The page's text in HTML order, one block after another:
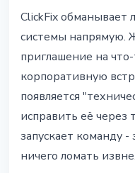
ClickFix обманывает
системы напрямую.
приглашение на
корпоративную
появляется
исправить её через
запускает команду
ничего ломать извне.